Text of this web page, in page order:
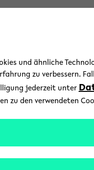
und ähnliche
zu verbessern.
jederzeit unter
zu den verwendeten